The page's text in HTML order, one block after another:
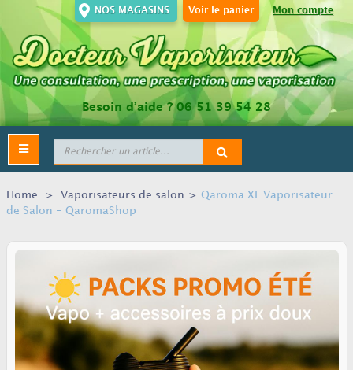
Mon compte
Voir le panier
NOS MAGASINS
Besoin d’aide ?06 51 39 54 28
Toggle
navigation
Home > Vaporisateurs de salon > Qaroma XL Vaporisateur
de Salon - QaromaShop